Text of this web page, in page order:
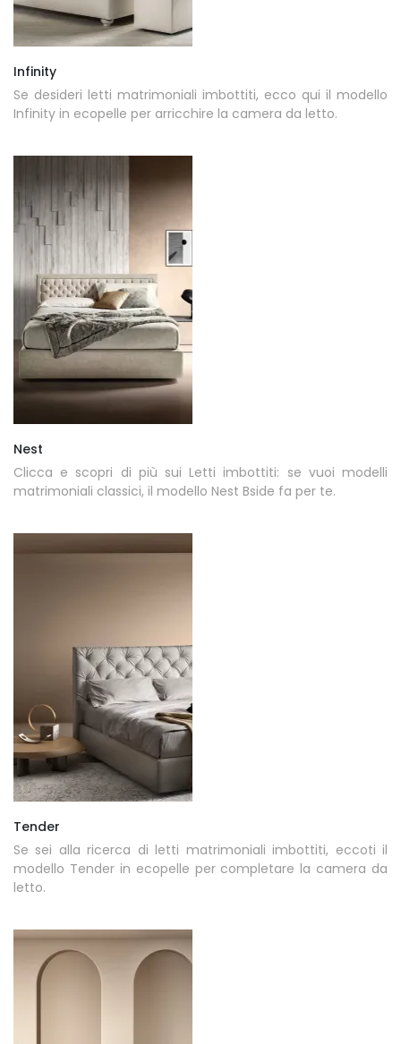
Infinity
Se desideri letti matrimoniali imbottiti, ecco qui il modello
Infinity in ecopelle per arricchire la camera da letto.
Nest
Clicca e scopri di più sui Letti imbottiti: se vuoi modelli
matrimoniali classici, il modello Nest Bside fa per te.
Tender
Se sei alla ricerca di letti matrimoniali imbottiti, eccoti il
modello Tender in ecopelle per completare la camera da
letto.